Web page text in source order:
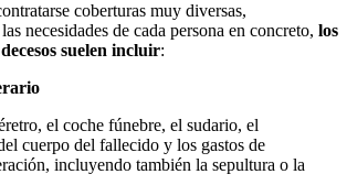
coberturas muy diversas,
necesidades de cada persona en concreto, los
suelen incluir:
el coche fúnebre, el sudario, el
cuerpo del fallecido y los gastos de
incluyendo también la sepultura o la